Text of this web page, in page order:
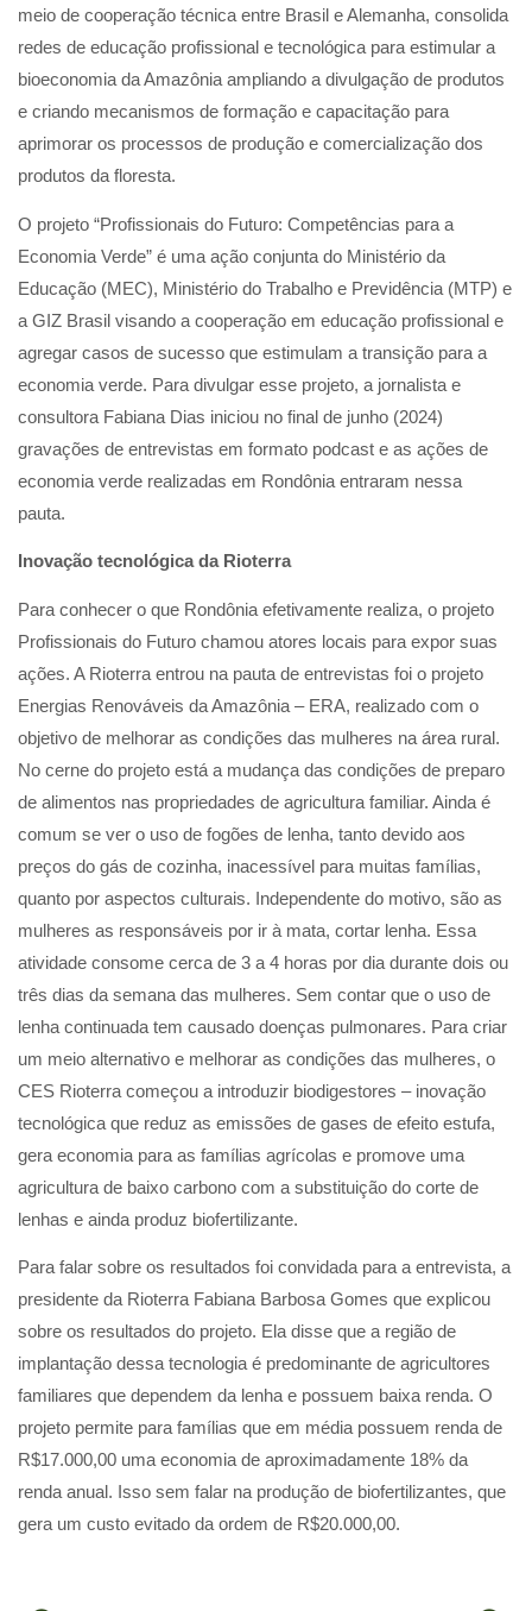
meio de cooperação técnica entre Brasil e Alemanha, consolida
redes de educação profissional e tecnológica para estimular a
bioeconomia da Amazônia ampliando a divulgação de produtos
e criando mecanismos de formação e capacitação para
aprimorar os processos de produção e comercialização dos
produtos da floresta.
O projeto “Profissionais do Futuro: Competências para a
Economia Verde” é uma ação conjunta do Ministério da
Educação (MEC), Ministério do Trabalho e Previdência (MTP) e
a GIZ Brasil visando a cooperação em educação profissional e
agregar casos de sucesso que estimulam a transição para a
economia verde. Para divulgar esse projeto, a jornalista e
consultora Fabiana Dias iniciou no final de junho (2024)
gravações de entrevistas em formato podcast e as ações de
economia verde realizadas em Rondônia entraram nessa
pauta.
Inovação tecnológica da Rioterra
Para conhecer o que Rondônia efetivamente realiza, o projeto
Profissionais do Futuro chamou atores locais para expor suas
ações. A Rioterra entrou na pauta de entrevistas foi o projeto
Energias Renováveis da Amazônia – ERA, realizado com o
objetivo de melhorar as condições das mulheres na área rural.
No cerne do projeto está a mudança das condições de preparo
de alimentos nas propriedades de agricultura familiar. Ainda é
comum se ver o uso de fogões de lenha, tanto devido aos
preços do gás de cozinha, inacessível para muitas famílias,
quanto por aspectos culturais. Independente do motivo, são as
mulheres as responsáveis por ir à mata, cortar lenha. Essa
atividade consome cerca de 3 a 4 horas por dia durante dois ou
três dias da semana das mulheres. Sem contar que o uso de
lenha continuada tem causado doenças pulmonares. Para criar
um meio alternativo e melhorar as condições das mulheres, o
CES Rioterra começou a introduzir biodigestores – inovação
tecnológica que reduz as emissões de gases de efeito estufa,
gera economia para as famílias agrícolas e promove uma
agricultura de baixo carbono com a substituição do corte de
lenhas e ainda produz biofertilizante.
Para falar sobre os resultados foi convidada para a entrevista, a
presidente da Rioterra Fabiana Barbosa Gomes que explicou
sobre os resultados do projeto. Ela disse que a região de
implantação dessa tecnologia é predominante de agricultores
familiares que dependem da lenha e possuem baixa renda. O
projeto permite para famílias que em média possuem renda de
R$17.000,00 uma economia de aproximadamente 18% da
renda anual. Isso sem falar na produção de biofertilizantes, que
gera um custo evitado da ordem de R$20.000,00.